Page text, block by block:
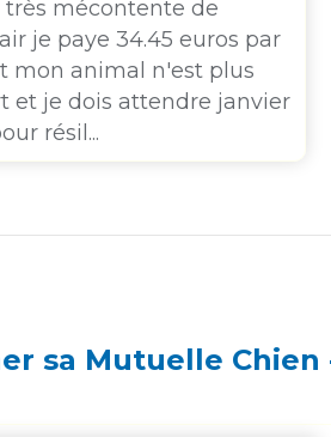
très mécontente de
je paye 34.45 euros par
mon animal n'est plus
et je dois attendre janvier
résil...
sa Mutuelle Chien